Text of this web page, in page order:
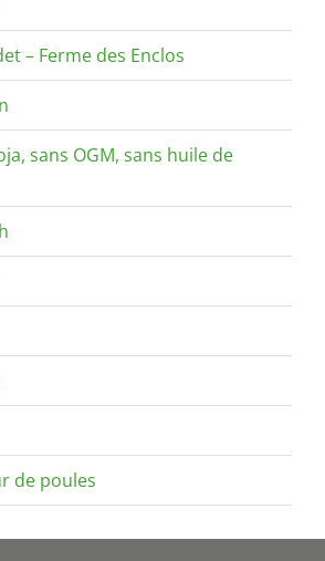
– Ferme des Enclos
sans OGM, sans huile de
de poules